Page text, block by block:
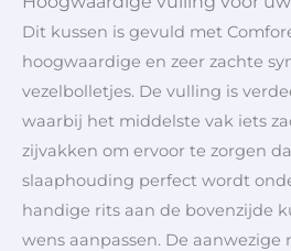
Dit kussen is gevuld met
hoogwaardige en zeer zachte
vezelbolletjes. De vulling is
waarbij het middelste vak iets
zijvakken om ervoor te zorgen
slaaphouding perfect wordt
handige rits aan de bovenzijde
wens aanpassen. De